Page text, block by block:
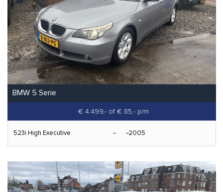
BMW 5 Serie
€ 4.499,- of € 85,- p/m
523i High Executive 2005